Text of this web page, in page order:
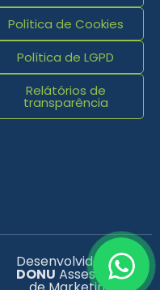
Política de Cookies
Política de LGPD
Relátórios de
transparência
Desenvolvido por
DONU Assessoria